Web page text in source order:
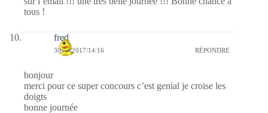
tous !
fred
30/05/2017/14:16 RÉPONDRE
bonjour
merci pour ce super concours c’est genial je croise les
doigts
bonne journée